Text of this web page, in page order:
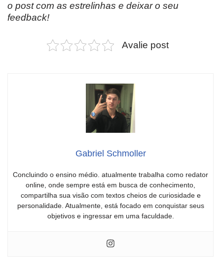
o post com as estrelinhas e deixar o seu
feedback!
Avalie post
Gabriel Schmoller
Concluindo o ensino médio. atualmente trabalha como redator
online, onde sempre está em busca de conhecimento,
compartilha sua visão com textos cheios de curiosidade e
personalidade. Atualmente, está focado em conquistar seus
objetivos e ingressar em uma faculdade.